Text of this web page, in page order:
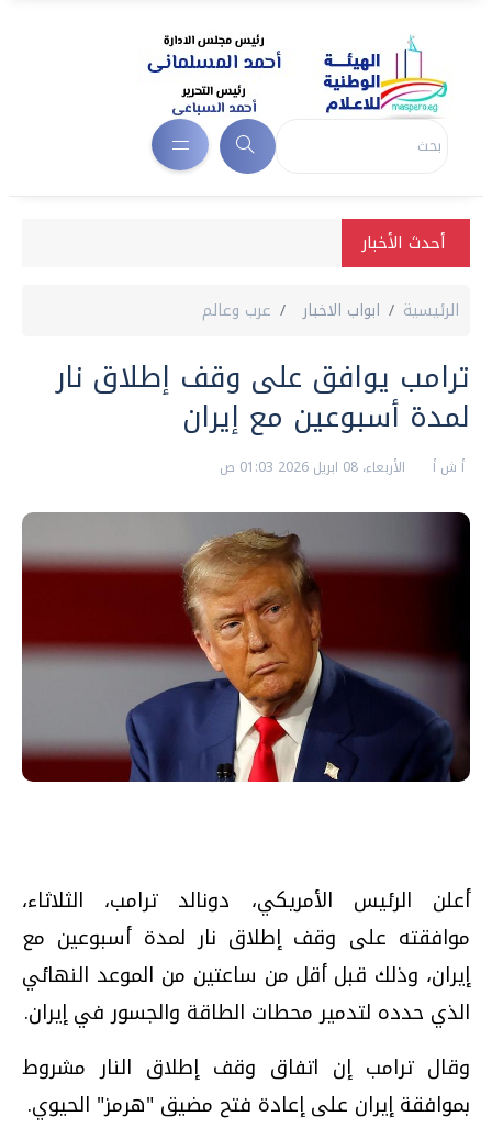
أحدث الأخبار
الرئيسية ابواب الاخبار عرب وعالم
ترامب يوافق على وقف إطلاق نار
لمدة أسبوعين مع إيران
أ ش أ الأربعاء، 08 ابريل 2026 01:03 ص
أعلن الرئيس الأمريكي، دونالد ترامب، الثلاثاء،
موافقته على وقف إطلاق نار لمدة أسبوعين مع
إيران، وذلك قبل أقل من ساعتين من الموعد النهائي
الذي حدده لتدمير محطات الطاقة والجسور في إيران.
وقال ترامب إن اتفاق وقف إطلاق النار مشروط
بموافقة إيران على إعادة فتح مضيق "هرمز" الحيوي.